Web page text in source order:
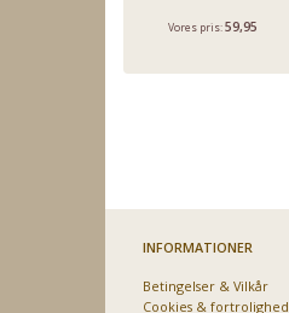
Vores pris:59,95
INFORMATIONER
Betingelser & Vilkår
Cookies & fortrolighed